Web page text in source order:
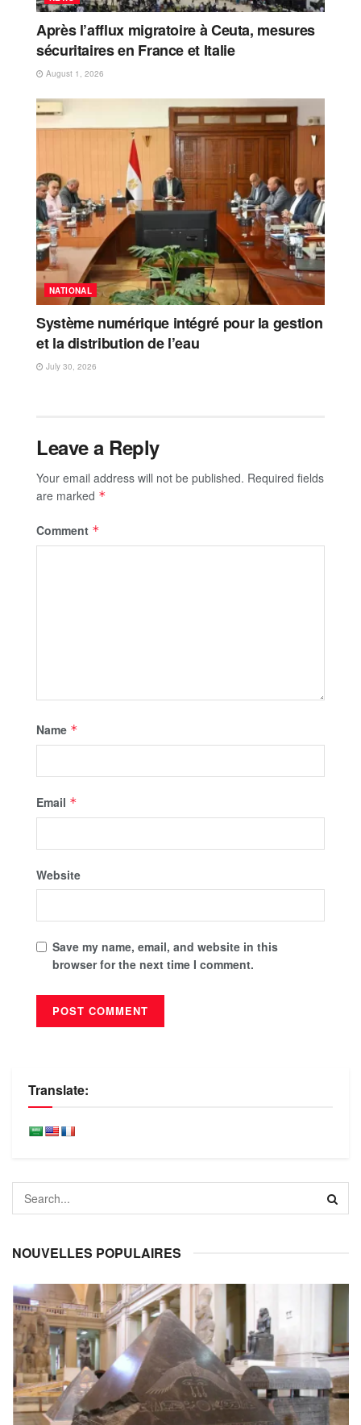
Après l’afflux migratoire à Ceuta, mesures
sécuritaires en France et Italie
August 1, 2026
NATIONAL
Système numérique intégré pour la gestion
et la distribution de l’eau
July 30, 2026
Leave a Reply
Your email address will not be published. Required fields
are marked *
Comment *
Name *
Email *
Website
Save my name, email, and website in this
browser for the next time I comment.
Translate:
NOUVELLES POPULAIRES